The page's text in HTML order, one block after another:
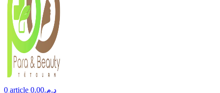
0 article د.م.0.00